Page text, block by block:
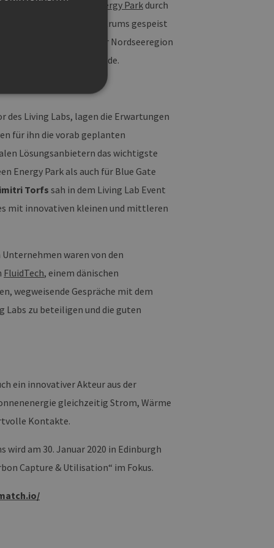
die Vision, denGreen Energy Park durch
eines Rechenzentrums gespeist
innerhalb der Nordseeregion
Lösungsanbieter finde.
des Living Labs, lagen die Erwartungen
für ihn die vorab geplanten
Lösungsanbietern das wichtigste
Energy Park als auch für Blue Gate
Torfssah in dem Living Lab Event
mit innovativen kleinen und mittleren
waren von den
FluidTech, einem dänischen
wegweisende Gespräche mit dem
Labs zu beteiligen und die guten
ein innovativer Akteur aus der
gleichzeitig Strom, Wärme
Kontakte.
am 30. Januar 2020 in Edinburgh
Capture & Utilisation“ im Fokus.
und die Kontoverwaltung.
der PHP-Sprache
Verwalten von
handelt es sich
Site-Anforderungen
um die
funktionieren.
um sicherzustellen,
interagiert, alle
helfen.
Dies ist eine
wird. Es ist in
verwendet.